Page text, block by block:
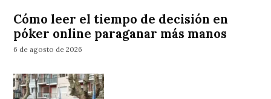
Cómo leer el tiempo de decisión en
póker online paraganar más manos
6 de agosto de 2026